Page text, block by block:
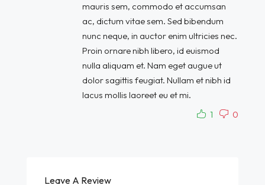
mauris sem, commodo et accumsan
ac, dictum vitae sem. Sed bibendum
nunc neque, in auctor enim ultricies nec.
Proin ornare nibh libero, id euismod
nulla aliquam et. Nam eget augue ut
dolor sagittis feugiat. Nullam et nibh id
lacus mollis laoreet eu et mi.
1
0
Leave A Review